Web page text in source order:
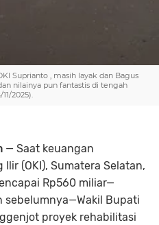
Suprianto , masih layak dan Bagus
nilainya pun fantastis di tengah
2025).
— Saat keuangan
(OKI), Sumatera Selatan,
Rp560 miliar—
Bupati
proyek rehabilitasi